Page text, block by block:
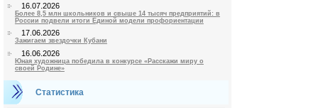
16.07.2026
Более 8,5 млн школьников и свыше 14 тысяч предприятий: в
России подвели итоги Единой модели профориентации
17.06.2026
Зажигаем звездочки Кубани
16.06.2026
Юная художница победила в конкурсе «Расскажи миру о
своей Родине»
Статистика